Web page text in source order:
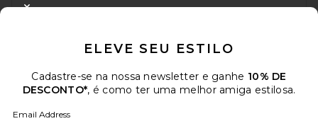
DESCONTO
Opte por sair a qualquer momento.
Política de Privacidade
Email Address
Sign Up
ELEVE SEU ESTILO
Cadastre-se na nossa newsletter e ganhe 10% DE
DESCONTO*, é como ter uma melhor amiga estilosa.
Email Address